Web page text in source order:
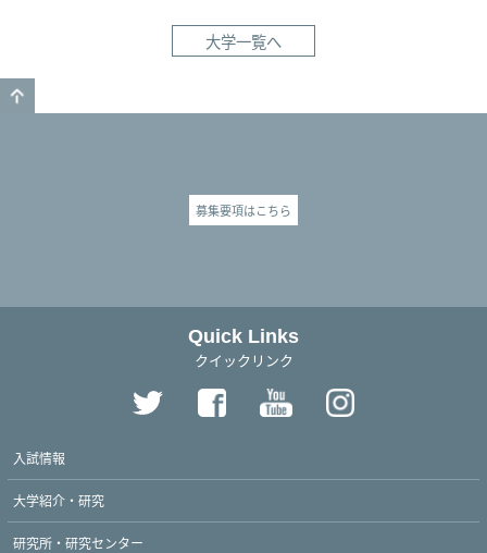
大学一覧へ
募集要項はこちら
Quick Links
クイックリンク
入試情報
大学紹介・研究
研究所・研究センター